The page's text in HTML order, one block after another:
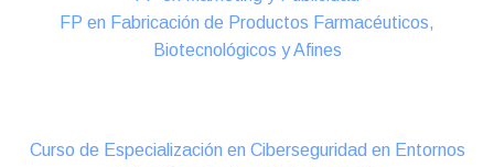
FP en Fabricación de Productos Farmacéuticos,
Biotecnológicos y Afines
Curso de Especialización en Ciberseguridad en Entornos